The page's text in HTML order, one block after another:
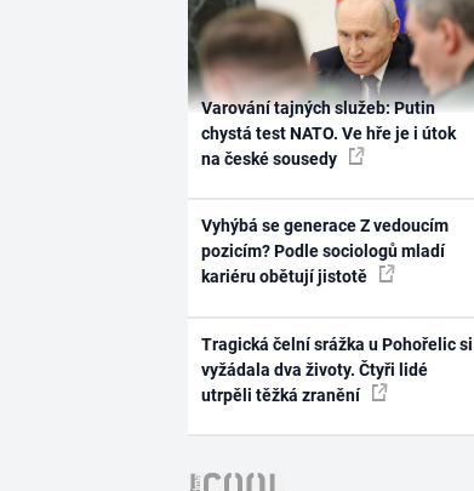
Varování tajných služeb: Putin
chystá test NATO. Ve hře je i útok
na české sousedy
Vyhýbá se generace Z vedoucím
pozicím? Podle sociologů mladí
kariéru obětují jistotě
Tragická čelní srážka u Pohořelic si
vyžádala dva životy. Čtyři lidé
utrpěli těžká zranění